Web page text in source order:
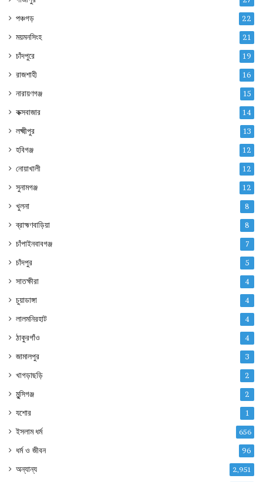
পঞ্চগড় 22
ময়মনসিংহ 21
চাঁদপুরে 19
রাজশাহী 16
নারায়ণগঞ্জ 15
কক্সবাজার 14
লক্ষ্মীপুর 13
হবিগঞ্জ 12
নোয়াখালী 12
সুনামগঞ্জ 12
খুলনা 8
ব্রাহ্মণবাড়িয়া 8
চাঁপাইনবাবগঞ্জ 7
চাঁদপুর 5
সাতক্ষীরা 4
চুয়াডাঙ্গা 4
লালমনিরহাট 4
ঠাকুরগাঁও 4
জামালপুর 3
খাগড়াছড়ি 2
মুন্সিগঞ্জ 2
যশোর 1
ইসলাম ধর্ম 656
ধর্ম ও জীবন 96
অন্যান্য 2,951